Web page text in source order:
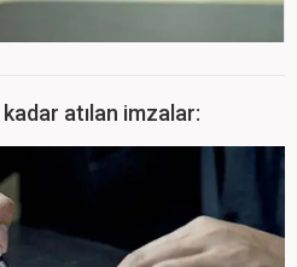
atılan imzalar: